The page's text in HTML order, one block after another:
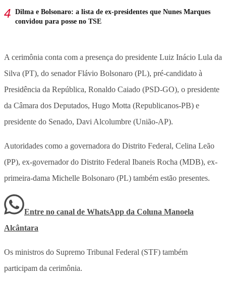
Dilma e Bolsonaro: a lista de ex-presidentes que Nunes Marques
convidou para posse no TSE
A cerimônia conta com a presença do presidente Luiz Inácio Lula da
Silva (PT), do senador Flávio Bolsonaro (PL), pré-candidato à
Presidência da República, Ronaldo Caiado (PSD-GO), o presidente
da Câmara dos Deputados, Hugo Motta (Republicanos-PB) e
presidente do Senado, Davi Alcolumbre (União-AP).
Autoridades como a governadora do Distrito Federal, Celina Leão
(PP), ex-governador do Distrito Federal Ibaneis Rocha (MDB), ex-
primeira-dama Michelle Bolsonaro (PL) também estão presentes.
Entre no canal de WhatsApp da Coluna Manoela
Alcântara
Os ministros do Supremo Tribunal Federal (STF) também
participam da cerimônia.